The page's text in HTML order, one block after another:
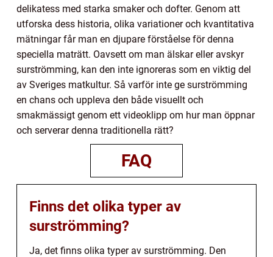
delikatess med starka smaker och dofter. Genom att
utforska dess historia, olika variationer och kvantitativa
mätningar får man en djupare förståelse för denna
speciella maträtt. Oavsett om man älskar eller avskyr
surströmming, kan den inte ignoreras som en viktig del
av Sveriges matkultur. Så varför inte ge surströmming
en chans och uppleva den både visuellt och
smakmässigt genom ett videoklipp om hur man öppnar
och serverar denna traditionella rätt?
FAQ
Finns det olika typer av
surströmming?
Ja, det finns olika typer av surströmming. Den